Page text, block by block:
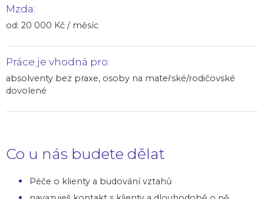
Mzda:
od: 20 000 Kč / měsíc
Práce je vhodná pro:
absolventy bez praxe, osoby na mateřské/rodičovské
dovolené
Co u nás budete dělat
Péče o klienty a budování vztahů